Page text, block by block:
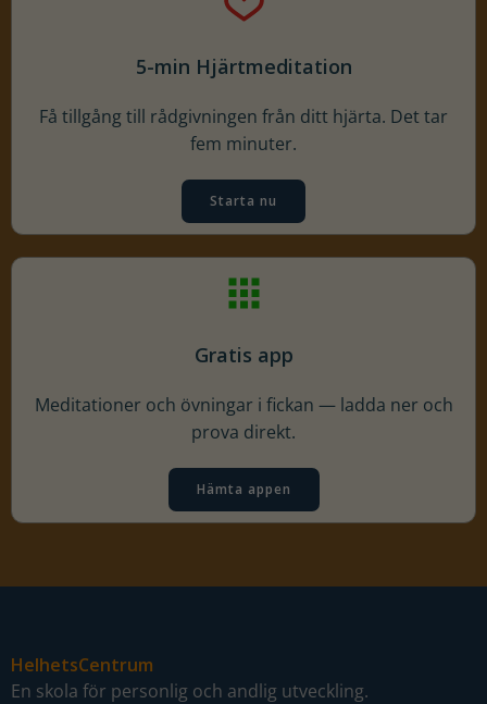
5-min Hjärtmeditation
Få tillgång till rådgivningen från ditt hjärta. Det tar
fem minuter.
Starta nu
Gratis app
Meditationer och övningar i fickan — ladda ner och
prova direkt.
Hämta appen
HelhetsCentrum
En skola för personlig och andlig utveckling.